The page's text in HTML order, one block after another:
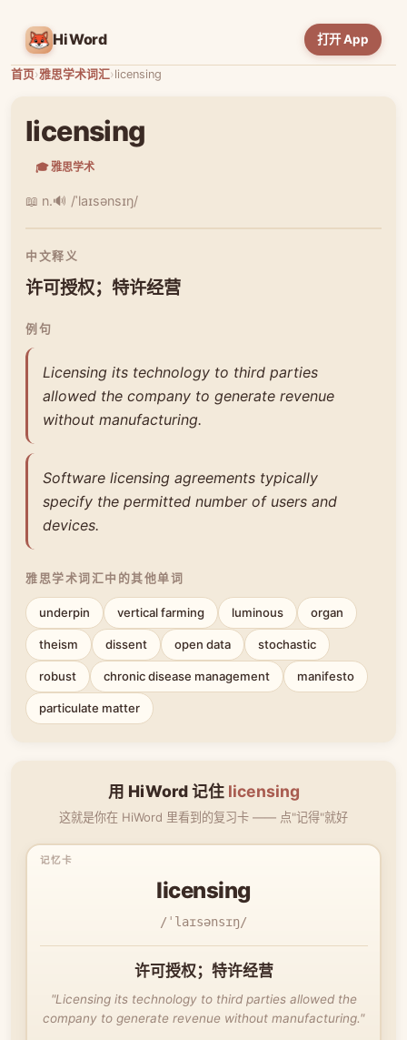
HiWord 打开 App
首页›雅思学术词汇›licensing
licensing
🎓 雅思学术
📖 n.🔊 /ˈlaɪsənsɪŋ/
中文释义
许可授权；特许经营
例句
Licensing its technology to third parties
allowed the company to generate revenue
without manufacturing.
Software licensing agreements typically
specify the permitted number of users and
devices.
雅思学术词汇中的其他单词
underpin vertical farming luminous organ
theism dissent open data stochastic
robust chronic disease management manifesto
particulate matter
用 HiWord 记住 licensing
这就是你在 HiWord 里看到的复习卡 —— 点"记得"就好
licensing
/ˈlaɪsənsɪŋ/
许可授权；特许经营
"Licensing its technology to third parties allowed the
company to generate revenue without manufacturing."